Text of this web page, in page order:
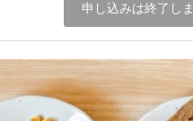
申し込みは終了し